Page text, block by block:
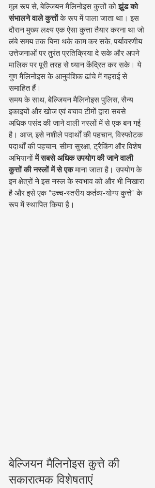
मूल रूप से, बेल्जियन मैलिनोइस कुत्तों को झुंड को
संभालने वाले कुत्तों के रूप में पाला जाता था। इस
दौरान मुख्य लक्ष्य एक ऐसा कुत्ता तैयार करना था जो
लंबे समय तक बिना थके काम कर सके, पर्यावरणीय
उत्तेजनाओं पर तुरंत प्रतिक्रिया दे सके और अपने
मालिक पर पूरी तरह से ध्यान केंद्रित कर सके। ये
गुण मैलिनोइस के आनुवंशिक ढांचे में गहराई से
समाहित हैं।
समय के साथ, बेल्जियन मैलिनोइस पुलिस, सैन्य
इकाइयों और खोज एवं बचाव टीमों द्वारा सबसे
अधिक पसंद की जाने वाली नस्लों में से एक बन गई
है। आज, इसे नशीले पदार्थों की पहचान, विस्फोटक
पदार्थों की पहचान, सीमा सुरक्षा, ट्रैकिंग और विशेष
अभियानों में सबसे अधिक उपयोग की जाने वाली
कुत्तों की नस्लों में से एक माना जाता है। उपयोग के
इन क्षेत्रों ने इस नस्ल के स्वभाव को और भी निखारा
है और इसे एक "उच्च-स्तरीय कर्तव्य-योग्य कुत्ते" के
रूप में स्थापित किया है।
बेल्जियन मैलिनोइस कुत्ते की
सकारात्मक विशेषताएं